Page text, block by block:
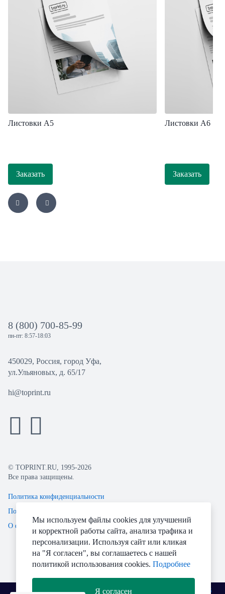
Листовки А5
Заказать
Листовки А6
Заказать
8 (800) 700-85-99
пн-пт: 8:57-18:03
450029, Россия, город Уфа,
ул.Ульяновых, д. 65/17
hi@toprint.ru
© TOPRINT.RU, 1995-2026
Все права защищены.
Политика конфиденциальности
Пользовательское соглашение
О файлах Cookie
Мы используем файлы cookies для улучшений
и корректной работы сайта, анализа трафика и
персонализации. Используя сайт или кликая
на "Я согласен", вы соглашаетесь с нашей
политикой использования cookies. Подробнее
Я согласен